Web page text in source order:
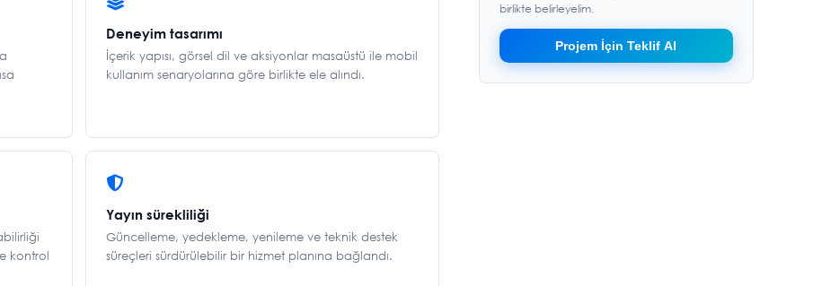
Deneyim tasarımı
İçerik yapısı, görsel dil ve aksiyonlar masaüstü ile mobil
kullanım senaryolarına göre birlikte ele alındı.
kontrol
Yayın sürekliliği
Güncelleme, yedekleme, yenileme ve teknik destek
süreçleri sürdürülebilir bir hizmet planına bağlandı.
birlikte belirleyelim.
Projem İçin Teklif Al